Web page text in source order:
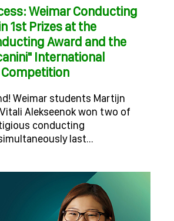
Weimar Conducting
1st Prizes at the
Award and the
International
Weimar students Martijn
Alekseenok won two of
conducting
last…